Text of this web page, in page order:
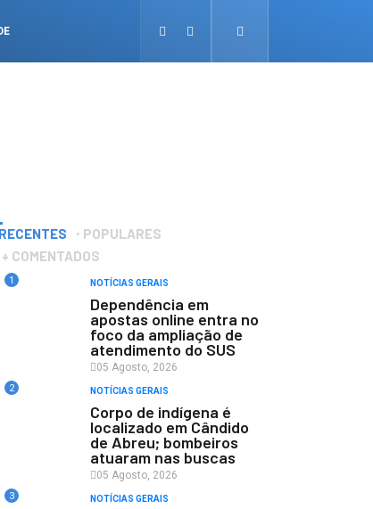
RECENTES
POPULARES
+ COMENTADOS
1 NOTÍCIAS GERAIS
Dependência em
apostas online entra no
foco da ampliação de
atendimento do SUS
05 Agosto, 2026
2 NOTÍCIAS GERAIS
Corpo de indígena é
localizado em Cândido
de Abreu; bombeiros
atuaram nas buscas
05 Agosto, 2026
3 NOTÍCIAS GERAIS